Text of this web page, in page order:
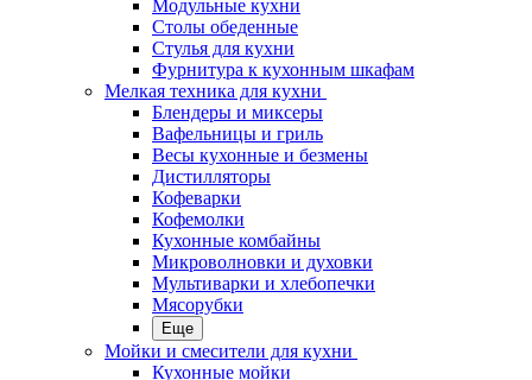
Модульные кухни
Столы обеденные
Стулья для кухни
Фурнитура к кухонным шкафам
Мелкая техника для кухни
Блендеры и миксеры
Вафельницы и гриль
Весы кухонные и безмены
Дистилляторы
Кофеварки
Кофемолки
Кухонные комбайны
Микроволновки и духовки
Мультиварки и хлебопечки
Мясорубки
Еще
Мойки и смесители для кухни
Кухонные мойки